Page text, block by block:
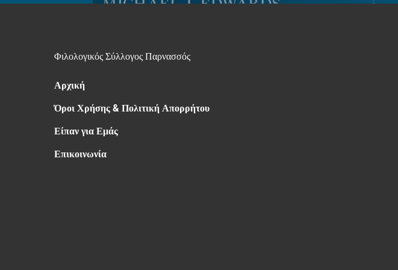
Φιλολογικός Σύλλογος Παρνασσός
Αρχική
Όροι Χρήσης & Πολιτική Απορρήτου
Είπαν για Εμάς
Επικοινωνία